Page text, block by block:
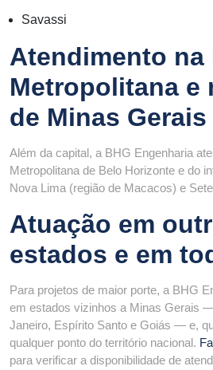
Savassi
Atendimento na
Metropolitana e
de Minas Gerais
Além da capital, a BHG Engenharia
Metropolitana de Belo Horizonte e do
Nova Lima (região de Macacos) e
Atuação em
estados e em
Para projetos de maior porte, a BHG
em estados vizinhos a Minas Gerais
Janeiro, Espírito Santo e Goiás — e,
qualquer ponto do território nacional.
para verificar a disponibilidade de